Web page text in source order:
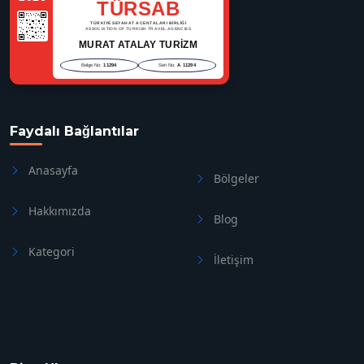
TÜRSAB
TÜRKİYE SEYAHAT ACENTALARI BİRLİĞİ
ASSOCIATION OF TURKISH TRAVEL AGENCIES
MURAT ATALAY TURİZM
Belge No: 11294 Seri No: A 11294
Faydalı Bağlantılar
Anasayfa
Hakkımızda
Kategori
Bölgeler
Blog
İletişim